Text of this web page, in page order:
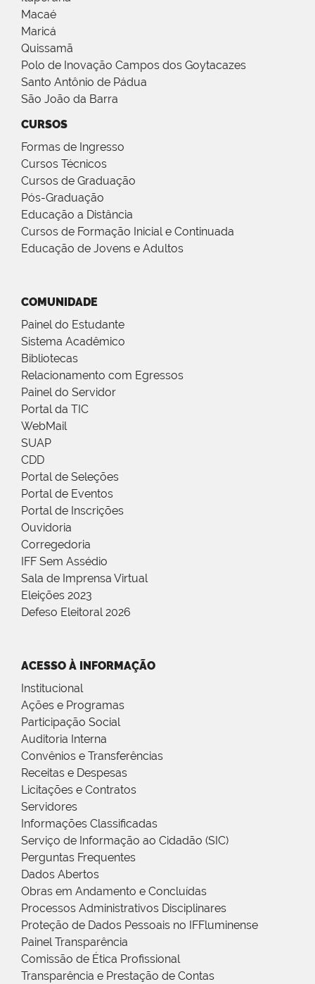
Macaé
Maricá
Quissamã
Polo de Inovação Campos dos Goytacazes
Santo Antônio de Pádua
São João da Barra
CURSOS
Formas de Ingresso
Cursos Técnicos
Cursos de Graduação
Pós-Graduação
Educação a Distância
Cursos de Formação Inicial e Continuada
Educação de Jovens e Adultos
COMUNIDADE
Painel do Estudante
Sistema Acadêmico
Bibliotecas
Relacionamento com Egressos
Painel do Servidor
Portal da TIC
WebMail
SUAP
CDD
Portal de Seleções
Portal de Eventos
Portal de Inscrições
Ouvidoria
Corregedoria
IFF Sem Assédio
Sala de Imprensa Virtual
Eleições 2023
Defeso Eleitoral 2026
ACESSO À INFORMAÇÃO
Institucional
Ações e Programas
Participação Social
Auditoria Interna
Convênios e Transferências
Receitas e Despesas
Licitações e Contratos
Servidores
Informações Classificadas
Serviço de Informação ao Cidadão (SIC)
Perguntas Frequentes
Dados Abertos
Obras em Andamento e Concluídas
Processos Administrativos Disciplinares
Proteção de Dados Pessoais no IFFluminense
Painel Transparência
Comissão de Ética Profissional
Transparência e Prestação de Contas